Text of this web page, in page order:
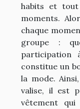
habits et tout
moments.
chaque
groupe :
participation
constitue un
la mode.
valise, il est
vêtement